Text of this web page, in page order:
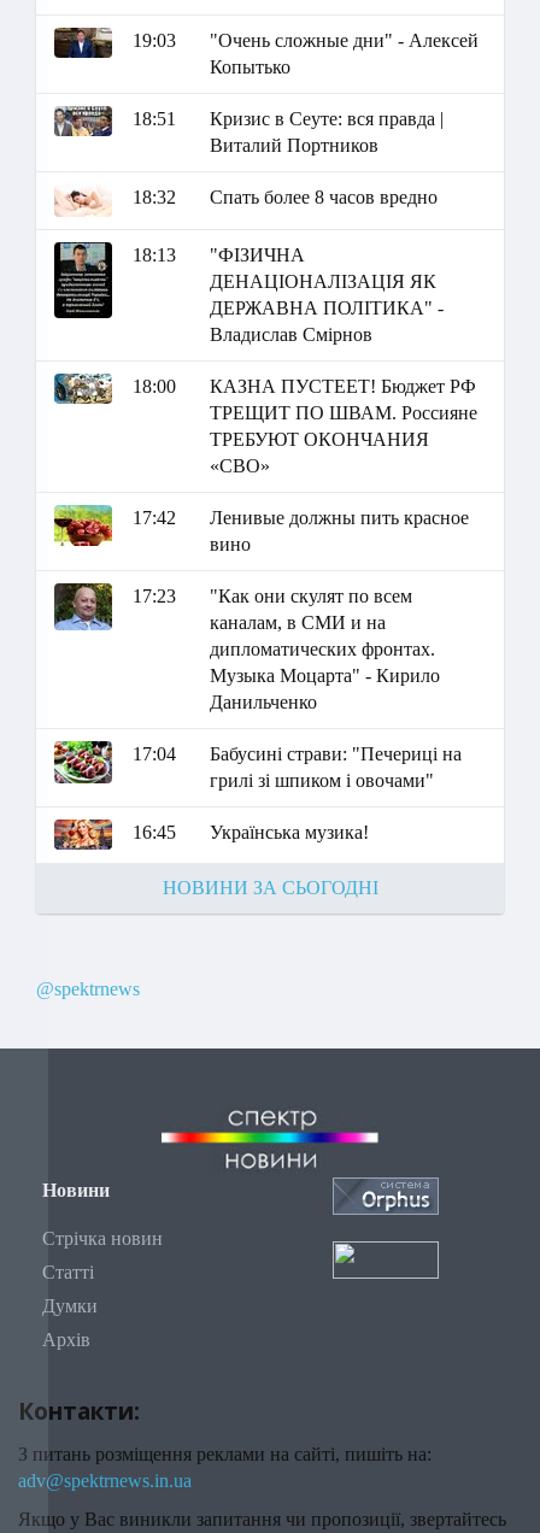
19:03
"Очень сложные дни" - Алексей
Копытько
18:51
Кризис в Сеуте: вся правда |
Виталий Портников
18:32 Спать более 8 часов вредно
18:13
"ФІЗИЧНА
ДЕНАЦІОНАЛІЗАЦІЯ ЯК
ДЕРЖАВНА ПОЛІТИКА" -
Владислав Смірнов
18:00
КАЗНА ПУСТЕЕТ! Бюджет РФ
ТРЕЩИТ ПО ШВАМ. Россияне
ТРЕБУЮТ ОКОНЧАНИЯ
«СВО»
17:42
Ленивые должны пить красное
вино
17:23
"Как они скулят по всем
каналам, в СМИ и на
дипломатических фронтах.
Музыка Моцарта" - Кирило
Данильченко
17:04
Бабусині страви: "Печериці на
грилі зі шпиком і овочами"
16:45 Українська музика!
НОВИНИ ЗА СЬОГОДНІ
@spektrnews
Новини
Стрічка новин
Статті
Думки
Архів
Контакти:
З питань розміщення реклами на сайті, пишіть на:
adv@spektrnews.in.ua
Якщо у Вас виникли запитання чи пропозиції, звертайтесь